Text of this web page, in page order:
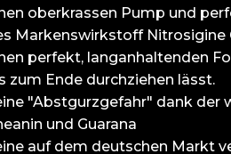
oberkrassen Pump und
Markenswirkstoff Nitrosigine
perfekt, langanhaltenden
zum Ende durchziehen lässt.
"Abstgurzgefahr" dank der
und Guarana
auf dem deutschen Markt